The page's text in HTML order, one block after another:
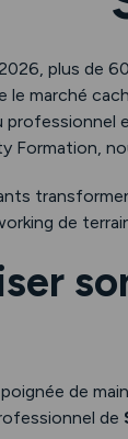
plus de
le marché
Formation,
de
de
de